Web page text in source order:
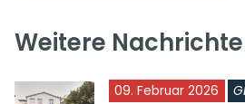
Weitere
09. Februar 2026